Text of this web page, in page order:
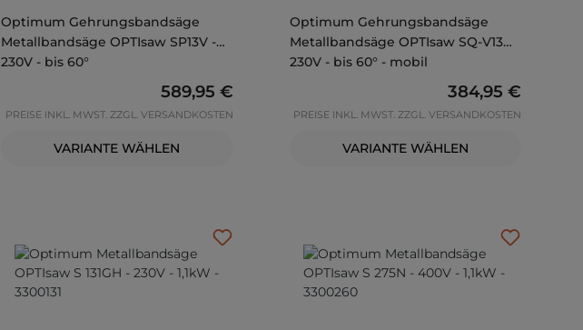
Optimum Gehrungsbandsäge
Metallbandsäge OPTIsaw SP13V -
230V - bis 60°
Regulärer Preis:
589,95 €
PREISE INKL. MWST. ZZGL. VERSANDKOSTEN
VARIANTE WÄHLEN
Optimum Gehrungsbandsäge
Metallbandsäge OPTIsaw SQ-V13
230V - bis 60° - mobil
Regulärer Preis:
384,95 €
PREISE INKL. MWST. ZZGL. VERSANDKOSTEN
VARIANTE WÄHLEN